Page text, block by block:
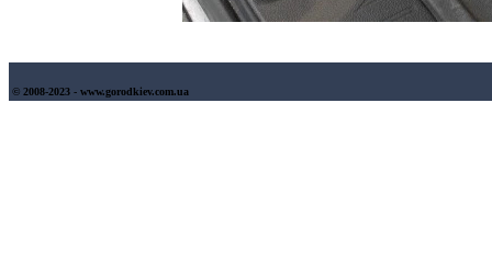
© 2008-2023 - www.gorodkiev.com.ua